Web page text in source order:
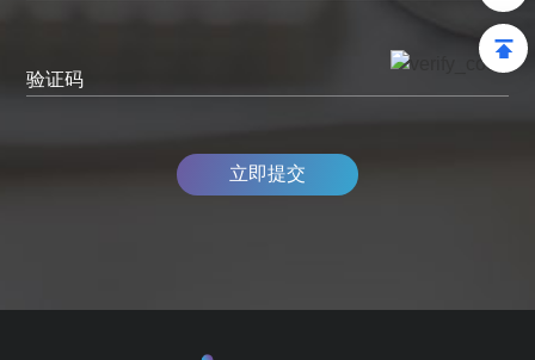
验证码
立即提交